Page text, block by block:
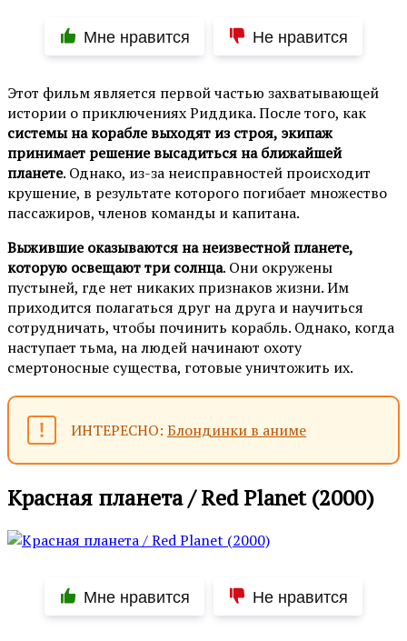
Мне нравится Не нравится
Этот фильм является первой частью захватывающей
истории о приключениях Риддика. После того, как
системы на корабле выходят из строя, экипаж
принимает решение высадиться на ближайшей
планете. Однако, из-за неисправностей происходит
крушение, в результате которого погибает множество
пассажиров, членов команды и капитана.
Выжившие оказываются на неизвестной планете,
которую освещают три солнца. Они окружены
пустыней, где нет никаких признаков жизни. Им
приходится полагаться друг на друга и научиться
сотрудничать, чтобы починить корабль. Однако, когда
наступает тьма, на людей начинают охоту
смертоносные существа, готовые уничтожить их.
ИНТЕРЕСНО: Блондинки в аниме
Красная планета / Red Planet (2000)
Мне нравится Не нравится